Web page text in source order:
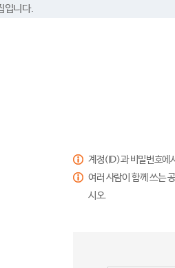
입니다.
계정(ID)과 비밀번호에
여러 사람이 함께 쓰는
시오.